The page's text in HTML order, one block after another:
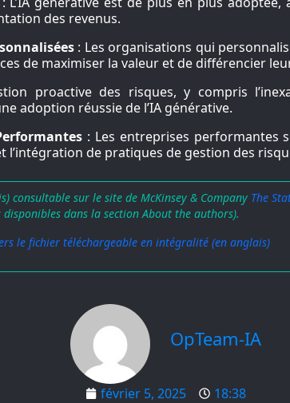
des revenus.
: Les organisations qui
de maximiser la valeur et de différencier
proactive des risques, y compris
adoption réussie de l’IA générative.
: Les entreprises performantes
l’intégration de pratiques de gestion des
consultable sur le site de McKinsey & Company The
dans la section About the authors).
le fichier téléchargeable en intégralité (en anglais)
OpTeam-IA
février 5, 2025 18:38